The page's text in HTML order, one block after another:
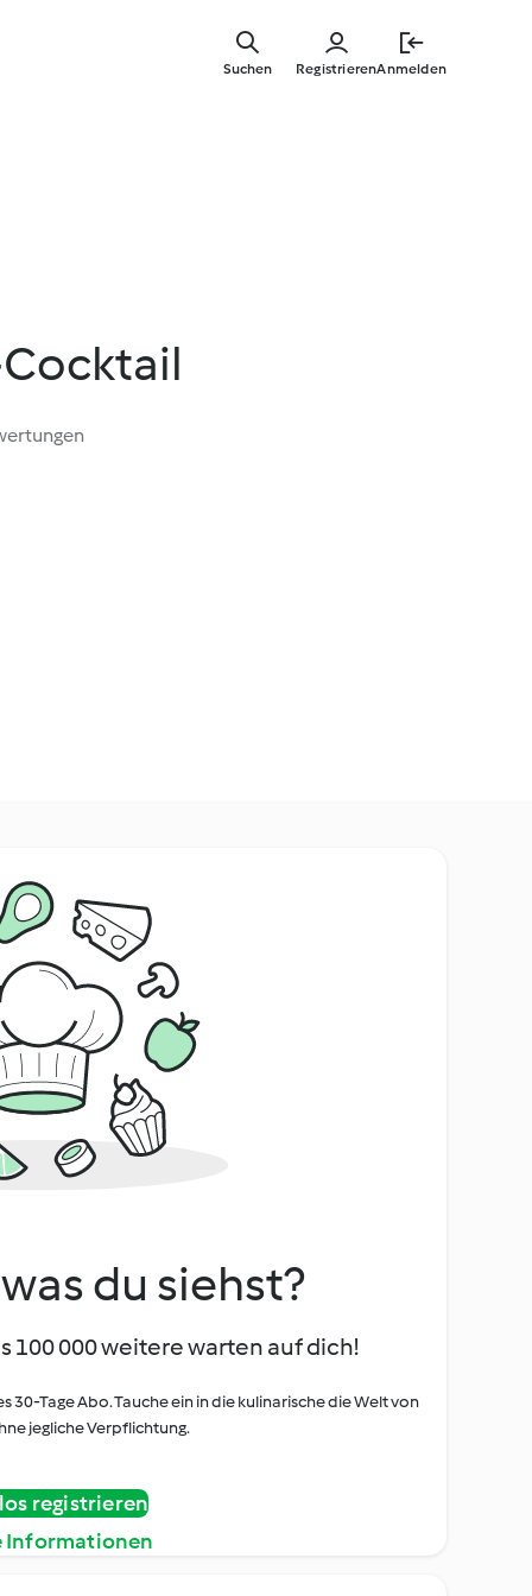
springen
RegistrierenAnmelden
Suchen
du siehst?
100 000 weitere warten auf dich!
Tage Abo. Tauche ein in die kulinarische die Welt von
jegliche Verpflichtung.
registrieren
Informationen